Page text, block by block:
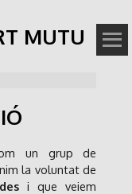
MUTU
un grup de
la voluntat de
i que veiem